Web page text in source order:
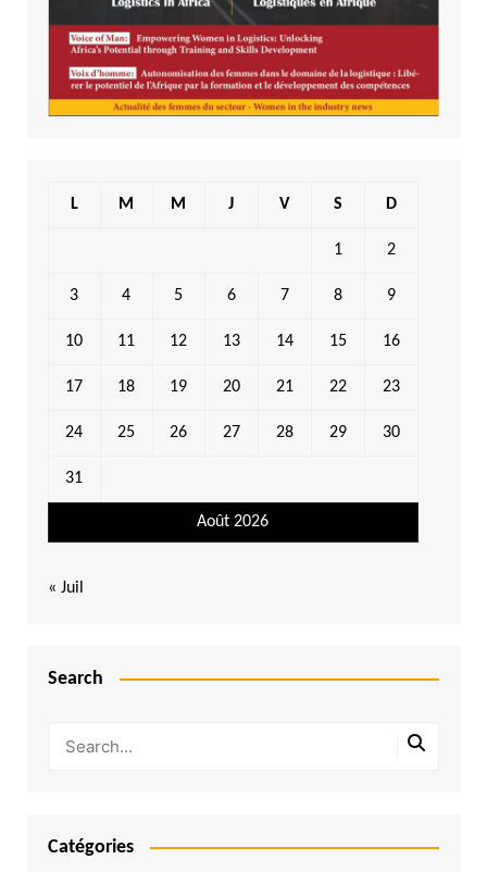
Août 2026
L M M J V S D
1 2
3 4 5 6 7 8 9
10 11 12 13 14 15 16
17 18 19 20 21 22 23
24 25 26 27 28 29 30
31
« Juil
Search
Catégories